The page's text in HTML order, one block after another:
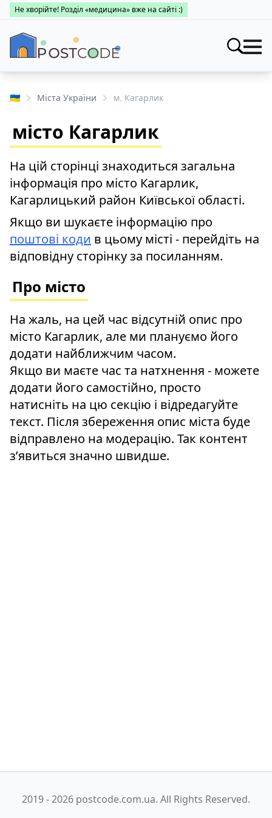
Не хворійте! Розділ «медицина» вже на сайті :)
Індекси
Пошук за областями
Про каталог
Міста України
Заклади
Про поштові індекси
Пошук за областями
Медицина
Про поштові індекси
Пошук за областями
👤 Особистий кабінет
🇺🇦 Міста України м. Кагарлик
місто Кагарлик
На цій сторінці знаходиться загальна
інформація про місто Кагарлик,
Кагарлицький район Київської області.
Якщо ви шукаєте інформацію про
поштові коди в цьому місті - перейдіть на
відповідну сторінку за посиланням.
Про місто
На жаль, на цей час відсутній опис про
місто Кагарлик, але ми плануємо його
додати найближчим часом.
Якщо ви маєте час та натхнення - можете
додати його самостійно, просто
натисніть на цю секцію і відредагуйте
текст. Після збереження опис міста буде
відправлено на модерацію. Так контент
зʼявиться значно швидше.
2019 - 2026 postcode.com.ua. All Rights Reserved.